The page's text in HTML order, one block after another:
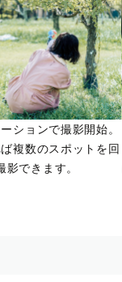
ションで撮影開始。
複数のスポットを回
影できます。